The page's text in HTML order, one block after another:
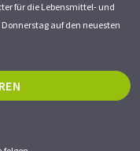
für die Lebensmittel- und
auf den neuesten